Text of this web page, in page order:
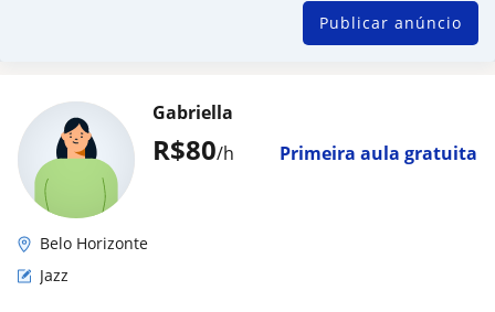
Publicar anúncio
R$80/h Primeira aula gratuita
Gabriella
Belo Horizonte
Jazz